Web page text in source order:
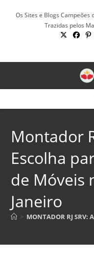
Os Sites e Blogs Campeões
Trazidas pelos
Montador
Escolha
de Móveis
Janeiro
> MONTADOR RJ SRV: